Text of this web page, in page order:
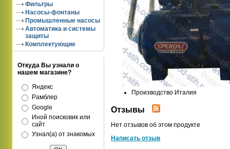
Фильтры
Насосы-фонтаны
Промышленные насосы
Автоматика и системы
защиты
Комплектующие
Откуда Вы узнали о
нашем магазине?
Яндекс
Рамблер
Google
Иной поисковик или
сайт
Узнал(а) от знакомых
Производство Италия
Отзывы
Нет отзывов об этом продукте
Написать отзыв